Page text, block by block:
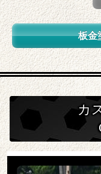
板金
カ